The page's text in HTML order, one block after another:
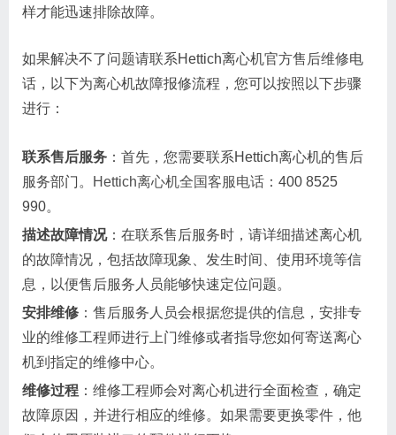
样才能迅速排除故障。
如果解决不了问题请联系Hettich离心机官方售后维修电
话，以下为离心机故障报修流程，您可以按照以下步骤
进行：
联系售后服务 ：首先，您需要联系Hettich离心机的售后
服务部门。
Hettich离心机全国客服电话 ：400 8525
990。
描述故障情况：在联系售后服务时，请详细描述离心机
的故障情况，包括故障现象、发生时间、使用环境等信
息，以便售后服务人员能够快速定位问题。
安排维修 ：售后服务人员会根据您提供的信息，安排专
业的维修工程师进行上门维修或者指导您如何寄送离心
机到指定的维修中心。
维修过程 ：维修工程师会对离心机进行全面检查，确定
故障原因，并进行相应的维修。如果需要更换零件，他